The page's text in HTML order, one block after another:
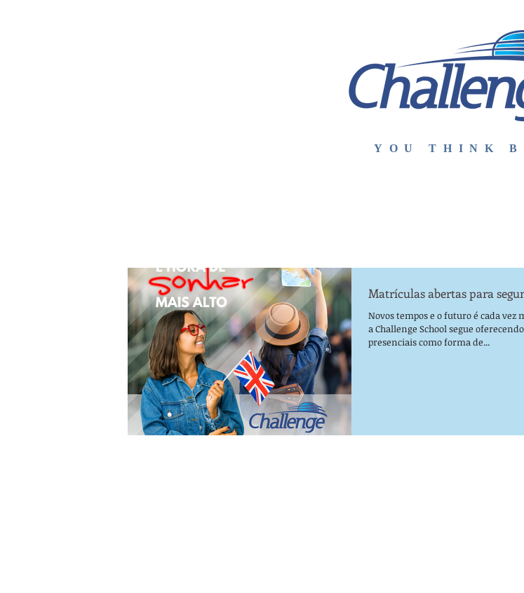
Matrículas abertas para
Novos tempos e o futuro é cada vez
a Challenge School segue
presenciais como forma de...
YOU THINK